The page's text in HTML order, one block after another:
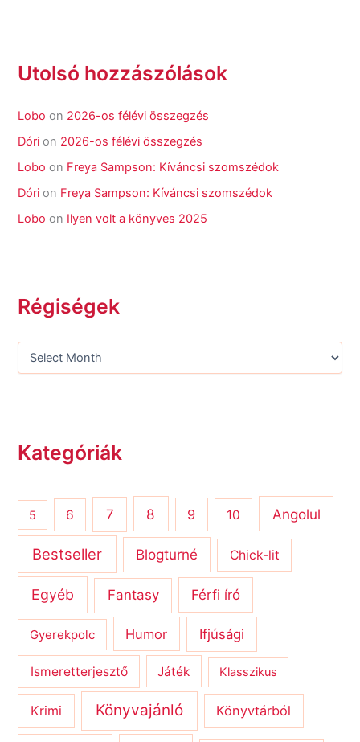
Utolsó hozzászólások
Lobo on 2026-os félévi összegzés
Dóri on 2026-os félévi összegzés
Lobo on Freya Sampson: Kíváncsi szomszédok
Dóri on Freya Sampson: Kíváncsi szomszédok
Lobo on Ilyen volt a könyves 2025
Régiségek
Kategóriák
5 6 7 8 9 10 Angolul
Bestseller Blogturné Chick-lit
Egyéb Fantasy Férfi író
Gyerekpolc Humor Ifjúsági
Ismeretterjesztő Játék Klasszikus
Krimi Könyvajánló Könyvtárból